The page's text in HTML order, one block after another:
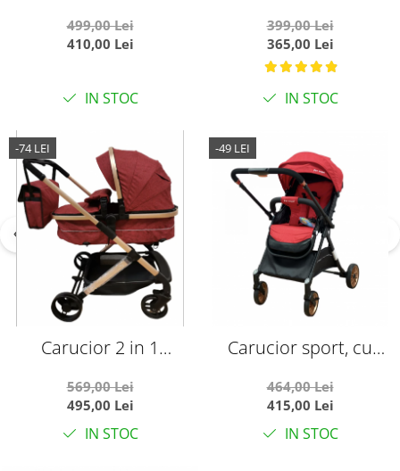
cu maner reversibil,
husa de picioare si
499,00 Lei
410,00 Lei
IN STOC
Y1 - gri
399,00 Lei
365,00 Lei
IN STOC
-74 LEI
Carucior 2 in 1
sport, 608 Rosu
569,00 Lei
495,00 Lei
IN STOC
-49 LEI
Carucior sport, cu
si troler, T700 For Angel,
Rosu
464,00 Lei
415,00 Lei
IN STOC